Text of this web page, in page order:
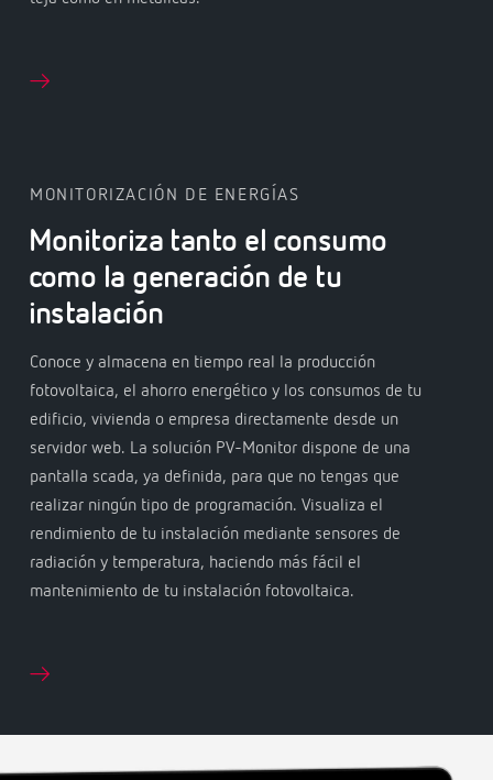
MONITORIZACIÓN DE ENERGÍAS
Monitoriza tanto el consumo
como la generación de tu
instalación
Conoce y almacena en tiempo real la producción
fotovoltaica, el ahorro energético y los consumos de tu
edificio, vivienda o empresa directamente desde un
servidor web. La solución PV-Monitor dispone de una
pantalla scada, ya definida, para que no tengas que
realizar ningún tipo de programación. Visualiza el
rendimiento de tu instalación mediante sensores de
radiación y temperatura, haciendo más fácil el
mantenimiento de tu instalación fotovoltaica.